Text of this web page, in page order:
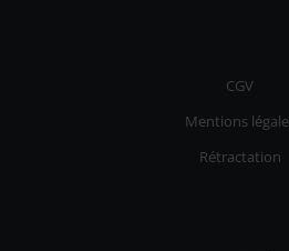
CGV
Mentions
Rétractation